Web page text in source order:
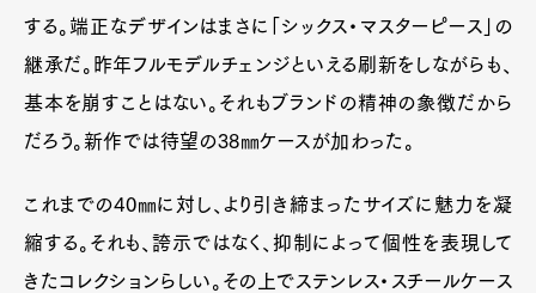
する。端正なデザインはまさに「シックス・マスターピース」の
継承だ。昨年フルモデルチェンジといえる刷新をしながらも、
基本を崩すことはない。それもブランドの精神の象徴だから
だろう。新作では待望の38㎜ケースが加わった。
これまでの40㎜に対し、より引き締まったサイズに魅力を凝
縮する。それも、誇示ではなく、抑制によって個性を表現して
きたコレクションらしい。その上でステンレス・スチールケース